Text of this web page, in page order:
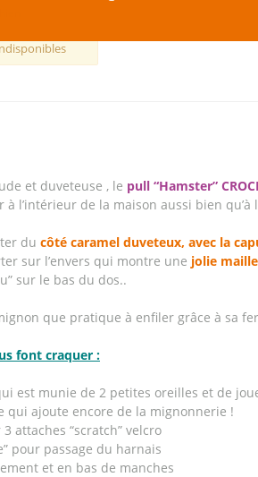
et duveteuse , le pull “Hamster” CROCI
à l’intérieur de la maison aussi bien
du côté caramel duveteux, avec la
sur l’envers qui montre une jolie
sur le bas du dos..
que pratique à enfiler grâce à sa
font craquer :
est munie de 2 petites oreilles et de
qui ajoute encore de la mignonnerie !
attaches “scratch” velcro
pour passage du harnais
et en bas de manches